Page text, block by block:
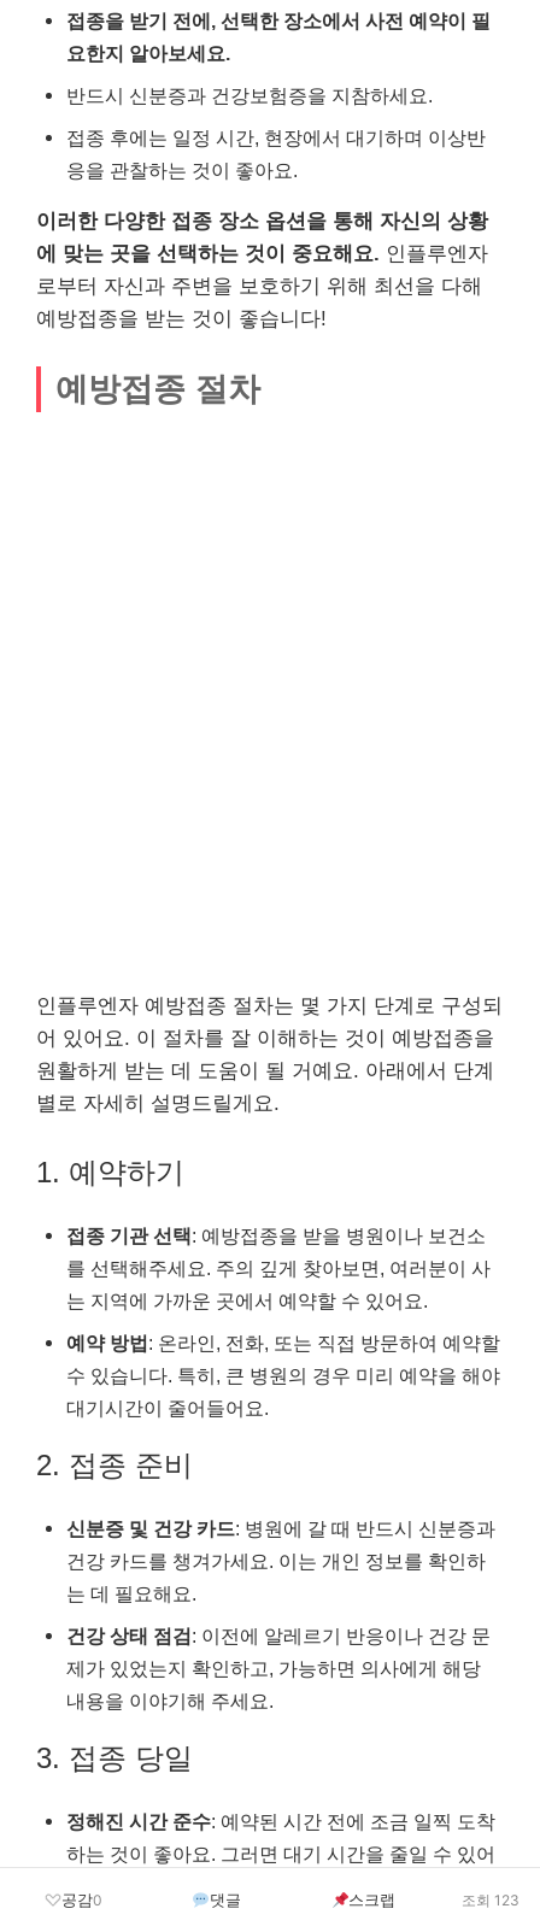
접종을 받기 전에, 선택한 장소에서 사전 예약이 필
요한지 알아보세요.
반드시 신분증과 건강보험증을 지참하세요.
접종 후에는 일정 시간, 현장에서 대기하며 이상반
응을 관찰하는 것이 좋아요.
이러한 다양한 접종 장소 옵션을 통해 자신의 상황
에 맞는 곳을 선택하는 것이 중요해요. 인플루엔자
로부터 자신과 주변을 보호하기 위해 최선을 다해
예방접종을 받는 것이 좋습니다!
예방접종 절차
인플루엔자 예방접종 절차는 몇 가지 단계로 구성되
어 있어요. 이 절차를 잘 이해하는 것이 예방접종을
원활하게 받는 데 도움이 될 거예요. 아래에서 단계
별로 자세히 설명드릴게요.
1. 예약하기
접종 기관 선택: 예방접종을 받을 병원이나 보건소
를 선택해주세요. 주의 깊게 찾아보면, 여러분이 사
는 지역에 가까운 곳에서 예약할 수 있어요.
예약 방법: 온라인, 전화, 또는 직접 방문하여 예약할
수 있습니다. 특히, 큰 병원의 경우 미리 예약을 해야
대기시간이 줄어들어요.
2. 접종 준비
신분증 및 건강 카드: 병원에 갈 때 반드시 신분증과
건강 카드를 챙겨가세요. 이는 개인 정보를 확인하
는 데 필요해요.
건강 상태 점검: 이전에 알레르기 반응이나 건강 문
제가 있었는지 확인하고, 가능하면 의사에게 해당
내용을 이야기해 주세요.
3. 접종 당일
정해진 시간 준수: 예약된 시간 전에 조금 일찍 도착
하는 것이 좋아요. 그러면 대기 시간을 줄일 수 있어
공감0 댓글 스크랩 조회 123